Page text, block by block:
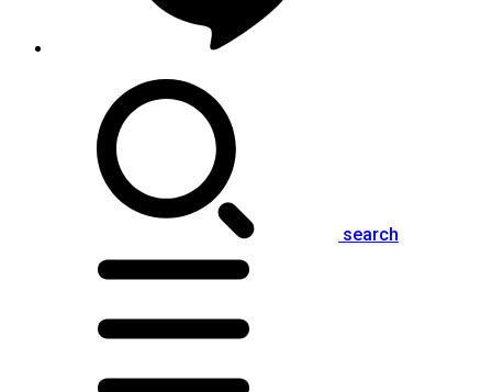
search